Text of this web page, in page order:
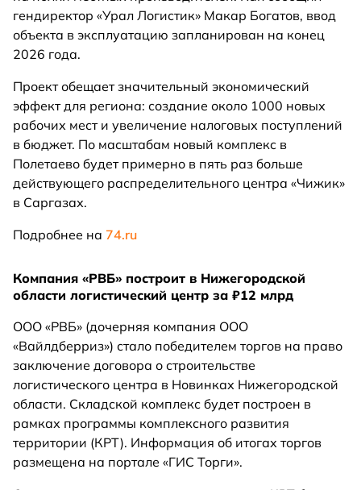
гендиректор «Урал Логистик» Макар Богатов, ввод
объекта в эксплуатацию запланирован на конец
2026 года.
Проект обещает значительный экономический
эффект для региона: создание около 1000 новых
рабочих мест и увеличение налоговых поступлений
в бюджет. По масштабам новый комплекс в
Полетаево будет примерно в пять раз больше
действующего распределительного центра «Чижик»
в Саргазах.
Подробнее на 74.ru
Компания «РВБ» построит в Нижегородской
области логистический центр за ₽12 млрд
ООО «РВБ» (дочерняя компания ООО
«Вайлдберриз») стало победителем торгов на право
заключение договора о строительстве
логистического центра в Новинках Нижегородской
области. Складской комплекс будет построен в
рамках программы комплексного развития
территории (КРТ). Информация об итогах торгов
размещена на портале «ГИС Торги».